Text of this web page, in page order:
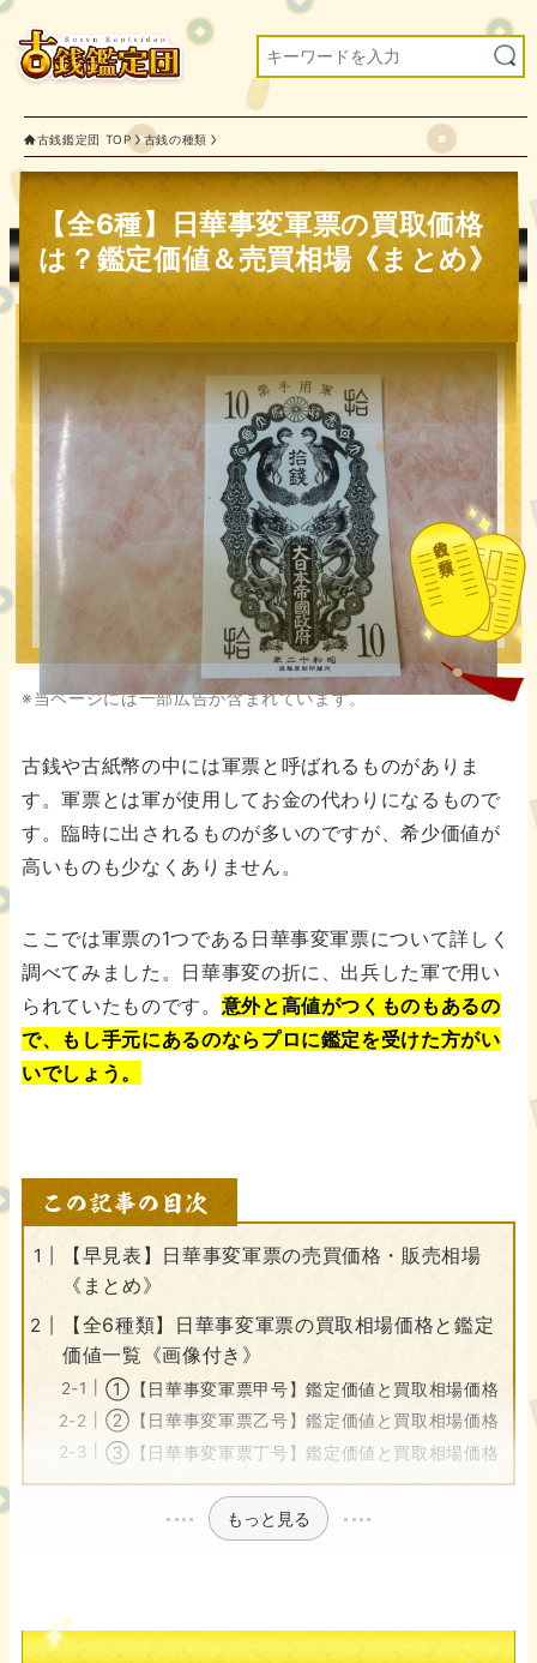
古銭鑑定団 TOP 古銭の種類
【全6種】日華事変軍票の買取価格
は？鑑定価値＆売買相場《まとめ》
古銭の種類
※当ページには一部広告が含まれています。
古銭や古紙幣の中には軍票と呼ばれるものがありま
す。軍票とは軍が使用してお金の代わりになるもので
す。臨時に出されるものが多いのですが、希少価値が
高いものも少なくありません。
ここでは軍票の1つである日華事変軍票について詳しく
調べてみました。日華事変の折に、出兵した軍で用い
られていたものです。 意外と高値がつくものもあるの
で、もし手元にあるのならプロに鑑定を受けた方がい
いでしょう。
【早見表】日華事変軍票の売買価格・販売相場
《まとめ》
【全6種類】日華事変軍票の買取相場価格と鑑定
価値一覧《画像付き》
①【日華事変軍票甲号】鑑定価値と買取相場価格
②【日華事変軍票乙号】鑑定価値と買取相場価格
③【日華事変軍票丁号】鑑定価値と買取相場価格
もっと見る